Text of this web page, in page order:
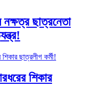
ছাত্রনেতা
শিকার